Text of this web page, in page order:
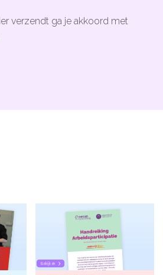
verzendt ga je akkoord met
Bekijken